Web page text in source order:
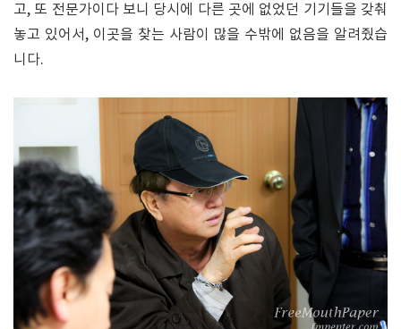
고, 또 전문가이다 보니 당시에 다른 곳에 없었던 기기들을 갖춰
놓고 있어서, 이곳을 찾는 사람이 많을 수밖에 없음을 알려줬습
니다.